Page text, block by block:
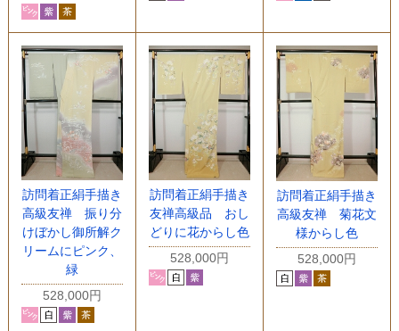
訪問着正絹手描き
高級友禅 振り分
けぼかし御所解ク
リームにピンク、
緑
528,000円
訪問着正絹手描き
友禅高級品 おし
どりに花からし色
528,000円
訪問着正絹手描き
高級友禅 菊花文
様からし色
528,000円